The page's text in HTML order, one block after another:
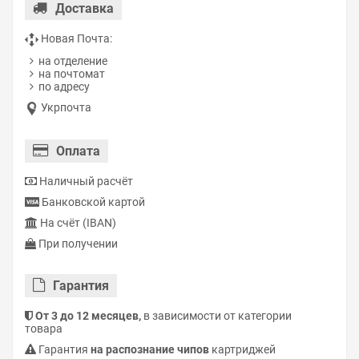
Доставка
Новая Почта:
на отделение
на почтомат
по адресу
Укрпочта
Оплата
Наличный расчёт
Банковской картой
На счёт (IBAN)
При получении
Гарантия
От 3 до 12 месяцев, в зависимости от категории
товара
Гарантия на распознание чипов картриджей